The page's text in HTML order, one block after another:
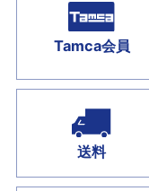
Tamca会員
送料